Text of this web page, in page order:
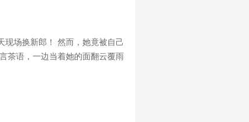
现场换新郎！ 然而，她竟被自己
茶语，一边当着她的面翻云覆雨
是你达成目标的跳板？”男人双